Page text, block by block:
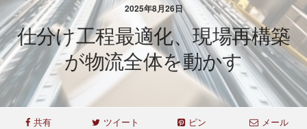
2025年8月26日
仕分け工程最適化、現場再構築
が物流全体を動かす
共有 ツイート ピン メール